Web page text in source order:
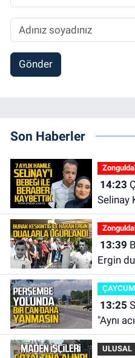
Gönder
Son Haberler
14:23
Selinay
13:39
Ergin
13:25
"Aynı
ULUSAL